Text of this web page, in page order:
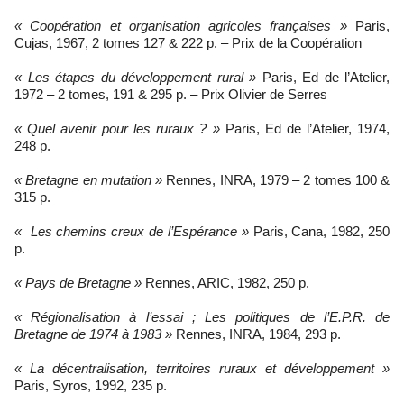
« Coopération et organisation agricoles françaises » Paris,
Cujas, 1967, 2 tomes 127 & 222 p. – Prix de la Coopération
« Les étapes du développement rural » Paris, Ed de l’Atelier,
1972 – 2 tomes, 191 & 295 p. – Prix Olivier de Serres
« Quel avenir pour les ruraux ? »Paris, Ed de l’Atelier, 1974,
248 p.
« Bretagne en mutation » Rennes, INRA, 1979 – 2 tomes 100 &
315 p.
« Les chemins creux de l’Espérance »Paris, Cana, 1982, 250
p.
« Pays de Bretagne » Rennes, ARIC, 1982, 250 p.
« Régionalisation à l’essai ; Les politiques de l’E.P.R. de
Bretagne de 1974 à 1983 » Rennes, INRA, 1984, 293 p.
« La décentralisation, territoires ruraux et développement »
Paris, Syros, 1992, 235 p.